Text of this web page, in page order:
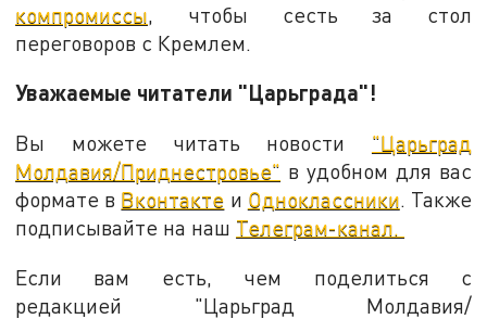
компромиссы , чтобы сесть за стол
переговоров с Кремлем.
Уважаемые читатели "Царьграда"!
Вы можете читать новости "Царьград
Молдавия/Приднестровье" в удобном для вас
формате в Вконтакте и Одноклассники. Также
подписывайте на наш Телеграм-канал.
Если вам есть, чем поделиться с
редакцией "Царьград Молдавия/